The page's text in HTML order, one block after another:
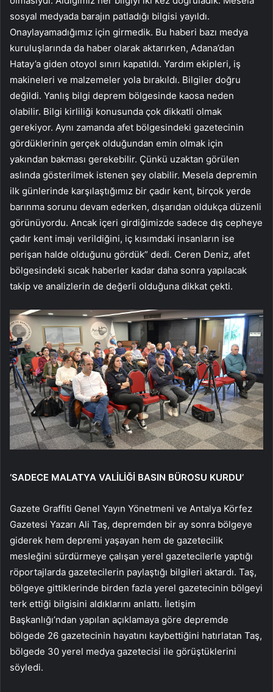
sosyal medyada barajın patladığı bilgisi yayıldı.
Onaylayamadığımız için girmedik. Bu haberi bazı medya
kuruluşlarında da haber olarak aktarırken, Adana’dan
Hatay’a giden otoyol sınırı kapatıldı. Yardım ekipleri, iş
makineleri ve malzemeler yola bırakıldı. Bilgiler doğru
değildi. Yanlış bilgi deprem bölgesinde kaosa neden
olabilir. Bilgi kirliliği konusunda çok dikkatli olmak
gerekiyor. Aynı zamanda afet bölgesindeki gazetecinin
gördüklerinin gerçek olduğundan emin olmak için
yakından bakması gerekebilir. Çünkü uzaktan görülen
aslında gösterilmek istenen şey olabilir. Mesela depremin
ilk günlerinde karşılaştığımız bir çadır kent, birçok yerde
barınma sorunu devam ederken, dışarıdan oldukça düzenli
görünüyordu. Ancak içeri girdiğimizde sadece dış cepheye
çadır kent imajı verildiğini, iç kısımdaki insanların ise
perişan halde olduğunu gördük” dedi. Ceren Deniz, afet
bölgesindeki sıcak haberler kadar daha sonra yapılacak
takip ve analizlerin de değerli olduğuna dikkat çekti.
‘SADECE MALATYA VALİLİĞİ BASIN BÜROSU KURDU’
Gazete Graffiti Genel Yayın Yönetmeni ve Antalya Körfez
Gazetesi Yazarı Ali Taş, depremden bir ay sonra bölgeye
giderek hem depremi yaşayan hem de gazetecilik
mesleğini sürdürmeye çalışan yerel gazetecilerle yaptığı
röportajlarda gazetecilerin paylaştığı bilgileri aktardı. Taş,
bölgeye gittiklerinde birden fazla yerel gazetecinin bölgeyi
terk ettiği bilgisini aldıklarını anlattı. İletişim
Başkanlığı’ndan yapılan açıklamaya göre depremde
bölgede 26 gazetecinin hayatını kaybettiğini hatırlatan Taş,
bölgede 30 yerel medya gazetecisi ile görüştüklerini
söyledi.